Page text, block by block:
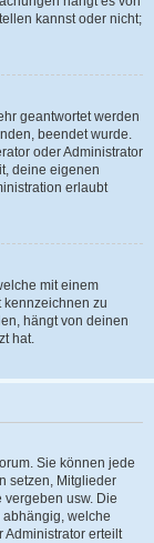
kannst oder nicht;
geantwortet werden
beendet wurde.
oder Administrator
deine eigenen
erlaubt
mit einem
kennzeichnen zu
hängt von deinen
hat.
Sie können jede
setzen, Mitglieder
usw. Die
abhängig, welche
Administrator erteilt